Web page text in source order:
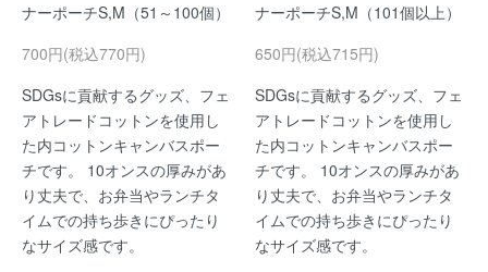
ナーポーチS,M（51～100個）
700円(税込770円)
SDGsに貢献するグッズ、フェ
アトレードコットンを使用し
た内コットンキャンバスポー
チです。 10オンスの厚みがあ
り丈夫で、お弁当やランチタ
イムでの持ち歩きにぴったり
なサイズ感です。
ナーポーチS,M（101個以上）
650円(税込715円)
SDGsに貢献するグッズ、フェ
アトレードコットンを使用し
た内コットンキャンバスポー
チです。 10オンスの厚みがあ
り丈夫で、お弁当やランチタ
イムでの持ち歩きにぴったり
なサイズ感です。